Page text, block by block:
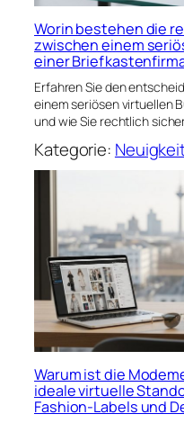
Worin bestehen die
zwischen einem
einer
Erfahren Sie den
einem seriösen virtuellen
und wie Sie rechtlich
Kategorie:
Warum ist die
ideale virtuelle
Fashion-Labels und